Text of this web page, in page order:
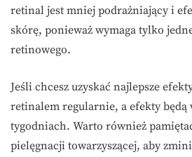
retinal jest mniej podrażniający i
skórę, ponieważ wymaga tylko
retinowego.
Jeśli chcesz uzyskać najlepsze
retinalem regularnie, a efekty
tygodniach. Warto również
pielęgnacji towarzyszącej, aby